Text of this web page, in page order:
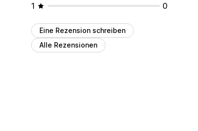
1
0
Eine Rezension schreiben
Alle Rezensionen